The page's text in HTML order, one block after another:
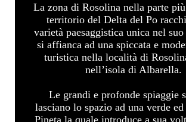
La zona di Rosolina nella parte
territorio del Delta del Po
varietà paesaggistica unica nel suo
si affianca ad una spiccata e
turistica nella località di
nell’isola di Albarella.
Le grandi e profonde spiaggie
lasciano lo spazio ad una verde
Pineta la quale introduce a sua